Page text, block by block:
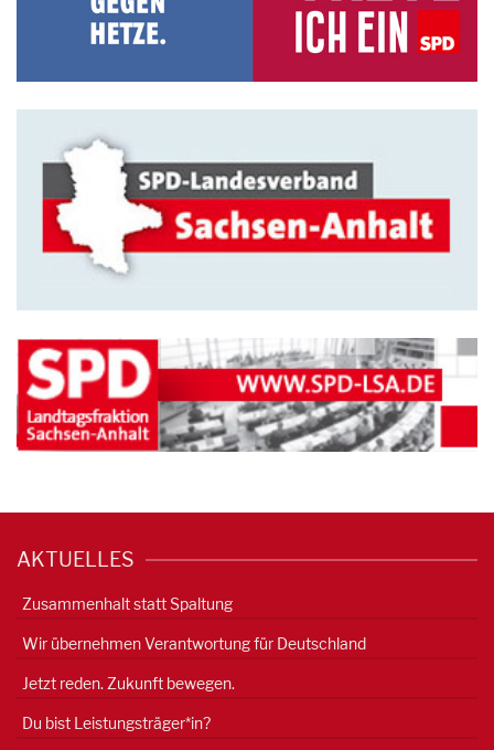
AKTUELLES
Zusammenhalt statt Spaltung
Wir übernehmen Verantwortung für Deutschland
Jetzt reden. Zukunft bewegen.
Du bist Leistungsträger*in?